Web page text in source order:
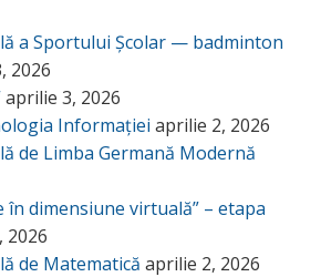
a Sportului Școlar — badminton
2026
aprilie 3, 2026
Informației aprilie 2, 2026
de Limba Germană Modernă
în dimensiune virtuală” – etapa
2026
de Matematică aprilie 2, 2026